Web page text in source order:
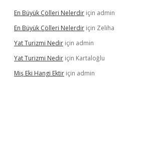
En Büyük Çölleri Nelerdir için admin
En Büyük Çölleri Nelerdir için Zeliha
Yat Turizmi Nedir için admin
Yat Turizmi Nedir için Kartaloğlu
Miş Eki Hangi Ektir için admin